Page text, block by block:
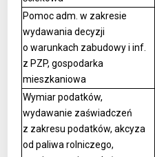
Pomoc adm. w zakresie
wydawania decyzji
o warunkach zabudowy i inf.
z PZP, gospodarka
mieszkaniowa
Wymiar podatków,
wydawanie zaświadczeń
z zakresu podatków, akcyza
od paliwa rolniczego,